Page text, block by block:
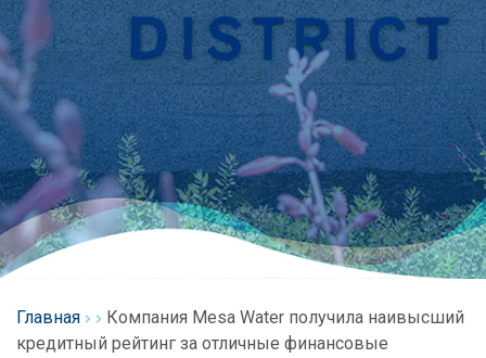
Главная
Компания Mesa Water получила наивысший
кредитный рейтинг за отличные финансовые